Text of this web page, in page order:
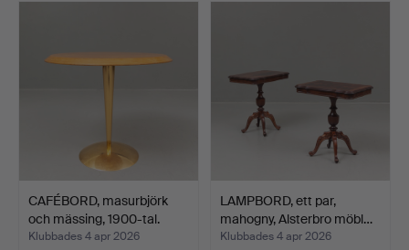
CAFÉBORD, masurbjörk
och mässing, 1900-tal.
Klubbades 4 apr 2026
LAMPBORD, ett par,
mahogny, Alsterbro möbl…
Klubbades 4 apr 2026